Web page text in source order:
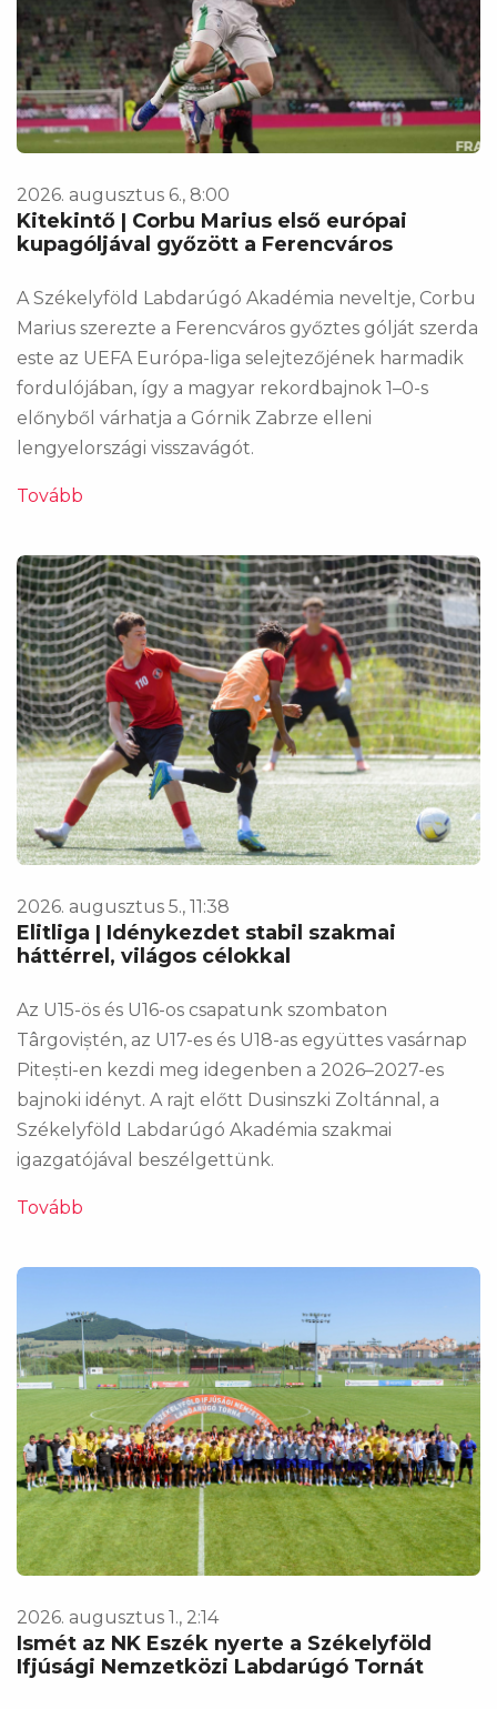
2026. augusztus 6., 8:00
Kitekintő | Corbu Marius első európai
kupagóljával győzött a Ferencváros
A Székelyföld Labdarúgó Akadémia neveltje, Corbu
Marius szerezte a Ferencváros győztes gólját szerda
este az UEFA Európa-liga selejtezőjének harmadik
fordulójában, így a magyar rekordbajnok 1–0-s
előnyből várhatja a Górnik Zabrze elleni
lengyelországi visszavágót.
Tovább
2026. augusztus 5., 11:38
Elitliga | Idénykezdet stabil szakmai
háttérrel, világos célokkal
Az U15-ös és U16-os csapatunk szombaton
Târgoviștén, az U17-es és U18-as együttes vasárnap
Pitești-en kezdi meg idegenben a 2026–2027-es
bajnoki idényt. A rajt előtt Dusinszki Zoltánnal, a
Székelyföld Labdarúgó Akadémia szakmai
igazgatójával beszélgettünk.
Tovább
2026. augusztus 1., 2:14
Ismét az NK Eszék nyerte a Székelyföld
Ifjúsági Nemzetközi Labdarúgó Tornát